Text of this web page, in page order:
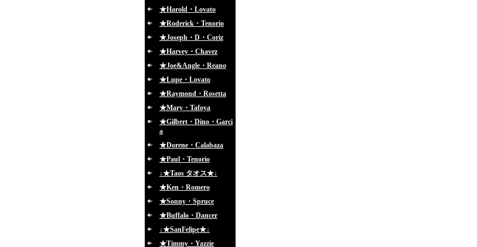
★Harold・Lovato
★Roderick・Tenorio
★Joseph・D・Coriz
★Harvey・Chavez
★Joe&Angle・Reano
★Lupe・Lovato
★Raymond・Rosetta
★Mary・Tafoya
★Gilbert・Dino・Garci
a
★Dorene・Calabaza
★Paul・Tenorio
↓★Taos タオス★↓
★Ken・Romero
★Sonny・Spruce
★Buffalo・Dancer
↓★SanFelipe★↓
★Timmy・Yazzie